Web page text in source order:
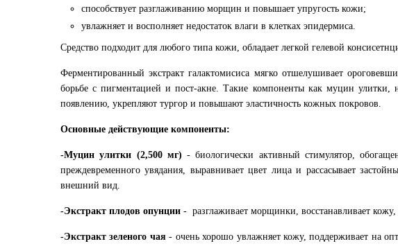
способствует разглаживанию морщин и повышает упругость кожи;
увлажняет и восполняет недостаток влаги в клетках эпидермиса.
Средство подходит для любого типа кожи, обладает легкой гелевой
Ферментированный экстракт галактомисиса мягко отшелушивает
борьбе с пигментацией и пост-акне. Такие компоненты как муцин
появлению, укрепляют тургор и повышают эластичность кожных покровов.
Основные действующие компоненты:
-Муцин улитки (2,500 мг) - биологически активный стимулятор,
преждевременного увядания, выравнивает цвет лица и рассасывает
внешний вид.
-Экстракт плодов опунции - разглаживает морщинки, восстанавливает
-Экстракт зеленого чая- очень хорошо увлажняет кожу, поддерживает на